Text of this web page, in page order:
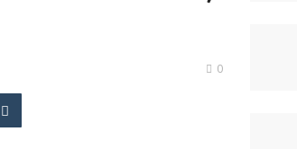
0